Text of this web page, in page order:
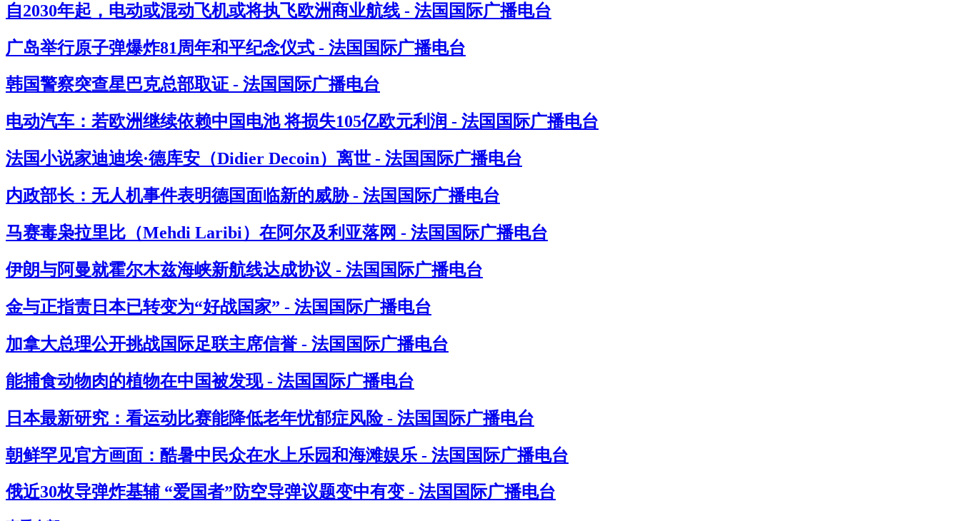
自2030年起，电动或混动飞机或将执飞欧洲商业航线 - 法国国际广播电台
广岛举行原子弹爆炸81周年和平纪念仪式 - 法国国际广播电台
韩国警察突查星巴克总部取证 - 法国国际广播电台
电动汽车：若欧洲继续依赖中国电池 将损失105亿欧元利润 - 法国国际广播电台
法国小说家迪迪埃·德库安（Didier Decoin）离世 - 法国国际广播电台
内政部长：无人机事件表明德国面临新的威胁 - 法国国际广播电台
马赛毒枭拉里比（Mehdi Laribi）在阿尔及利亚落网 - 法国国际广播电台
伊朗与阿曼就霍尔木兹海峡新航线达成协议 - 法国国际广播电台
金与正指责日本已转变为“好战国家” - 法国国际广播电台
加拿大总理公开挑战国际足联主席信誉 - 法国国际广播电台
能捕食动物肉的植物在中国被发现 - 法国国际广播电台
日本最新研究：看运动比赛能降低老年忧郁症风险 - 法国国际广播电台
朝鲜罕见官方画面：酷暑中民众在水上乐园和海滩娱乐 - 法国国际广播电台
俄近30枚导弹炸基辅 “爱国者”防空导弹议题变中有变 - 法国国际广播电台